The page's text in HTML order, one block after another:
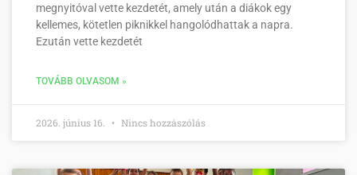
megnyitóval vette kezdetét, amely után a diákok egy
kellemes, kötetlen piknikkel hangolódhattak a napra.
Ezután vette kezdetét
TOVÁBB OLVASOM »
2026. június 16. Nincs hozzászólás